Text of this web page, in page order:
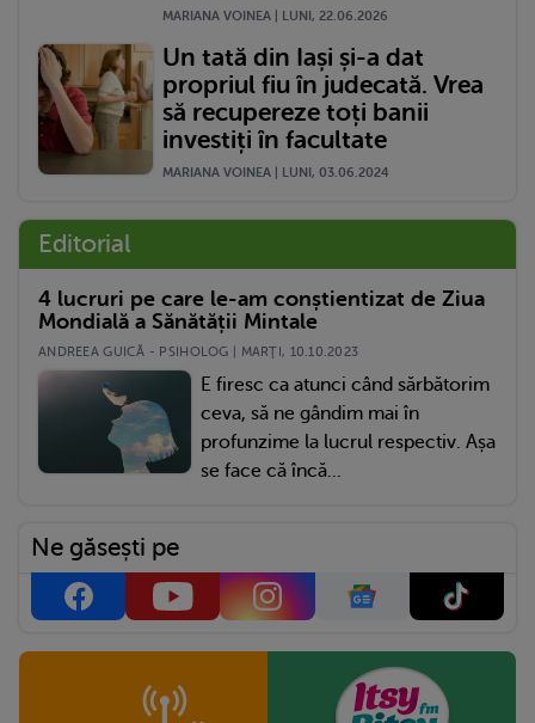
MARIANA VOINEA | LUNI, 22.06.2026
Un tată din Iași și-a dat
propriul fiu în judecată. Vrea
să recupereze toți banii
investiți în facultate
MARIANA VOINEA | LUNI, 03.06.2024
Editorial
4 lucruri pe care le-am conștientizat de Ziua
Mondială a Sănătății Mintale
ANDREEA GUICĂ - PSIHOLOG | MARŢI, 10.10.2023
E firesc ca atunci când sărbătorim
ceva, să ne gândim mai în
profunzime la lucrul respectiv. Așa
se face că încă...
Ne găsești pe